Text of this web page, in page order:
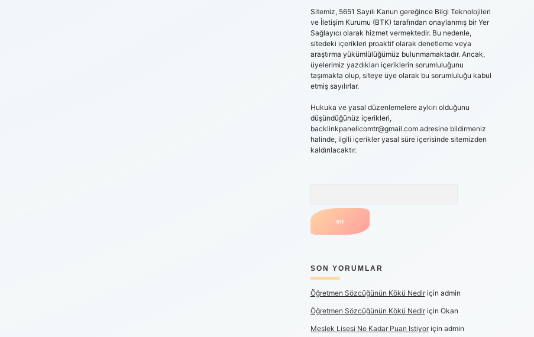
Sitemiz, 5651 Sayılı Kanun gereğince Bilgi Teknolojileri
ve İletişim Kurumu (BTK) tarafından onaylanmış bir Yer
Sağlayıcı olarak hizmet vermektedir. Bu nedenle,
sitedeki içerikleri proaktif olarak denetleme veya
araştırma yükümlülüğümüz bulunmamaktadır. Ancak,
üyelerimiz yazdıkları içeriklerin sorumluluğunu
taşımakta olup, siteye üye olarak bu sorumluluğu kabul
etmiş sayılırlar.
Hukuka ve yasal düzenlemelere aykırı olduğunu
düşündüğünüz içerikleri,
backlinkpanelicomtr@gmail.comadresine bildirmeniz
halinde, ilgili içerikler yasal süre içerisinde sitemizden
kaldırılacaktır.
SON YORUMLAR
Öğretmen Sözcüğünün Kökü Nediriçin admin
Öğretmen Sözcüğünün Kökü Nediriçin Okan
Meslek Lisesi Ne Kadar Puan Istiyoriçin admin